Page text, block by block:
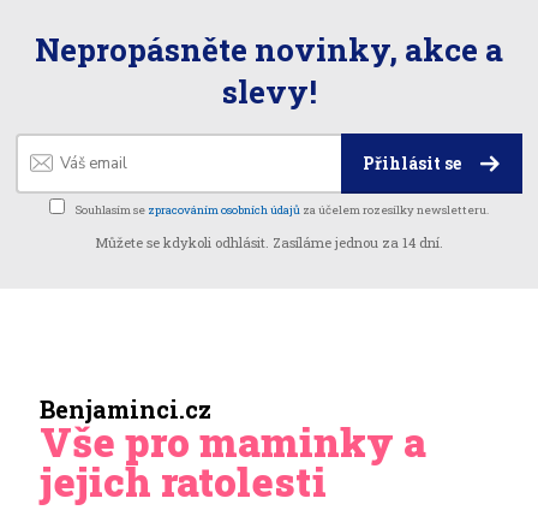
Nepropásněte novinky, akce a
slevy!
Přihlásit se
Souhlasím se zpracováním osobních údajů za účelem rozesílky newsletteru.
Můžete se kdykoli odhlásit. Zasíláme jednou za 14 dní.
Benjaminci.cz
Vše pro maminky a
jejich ratolesti